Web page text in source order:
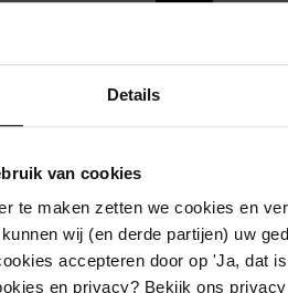
Details
van cookies
te maken zetten we cookies en
wij (en derde partijen) uw
accepteren door op 'Ja, dat
en privacy? Bekijk ons